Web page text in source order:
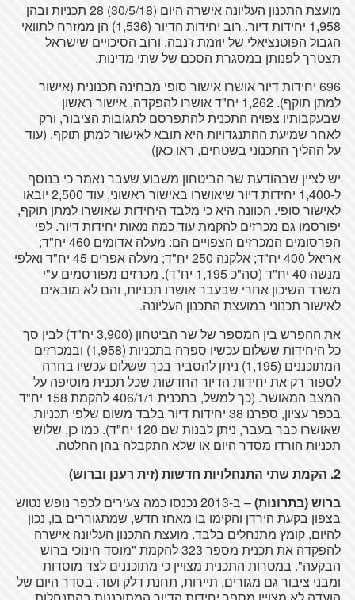
מועצת התכנון העליונה אישרה היום (30/5/18) 28 תכניות ובהן
1,958 יחידות דיור. רוב יחידות הדיור (1,536) הן ממזרח לתוואי
הגבול הפוטנציאלי של יוזמת ז'נבה, ורוב הסיכויים שישראל
תצטרך לפנותן במסגרת הסכם של שתי מדינות.
696 יחידות דיור אושרו אישור סופי מבחינה תכנונית (אישור
למתן תוקף). 1,262 יח"ד אושרו להפקדה, אישור ראשון
שבעקבותיו צפויה התכנית להתפרסם לתגובות הציבור, ורק
לאחר שמיעת ההתנגדויות היא תובא לאישור למתן תוקף. (עוד
על ההליך התכנוני בשטחים, ראו כאן)
יש לציין שבהודעת שר הביטחון משבוע שעבר נאמר כי בנוסף
ל-1,400 יחידות דיור שיאושרו באישור ראשוני, עוד 2,500 יובאו
לאישור סופי. הכוונה היא כי מלבד היחידות שאושרו למתן תוקף,
יפורסמו גם מכרזים להקמת עוד כמה מאות יחידות דיור. לפי
הפרסומים המכרזים הצפויים הם: מעלה אדומים 460 יח"ד;
אריאל 400 יח"ד; אלקנה 250 יח"ד; מעלה אפרים 45 יח"ד ואלפי
מנשה 40 יח"ד (סה"כ 1,195 יח"ד). מכרזים מפורסמים ע"י
משרד השיכון אחרי שבעבר אושרו תכניות, והם לא מובאים
לאישור תכנוני במועצת התכנון העליונה.
את ההפרש בין המספר של שר הביטחון (3,900 יח"ד) לבין סך
כל היחידות ששלום עכשיו ספרה בתכניות (1,958) ובמכרזים
המתוכננים (1,195) ניתן להסביר בכך ששלום עכשיו בחרה
לספור רק את יחידות הדיור החדשות שכל תכנית מוסיפה על
המצב המאושר. (כך למשל, בתכנית 406/1/1 להקמת 158 יח"ד
בכפר עציון, ספרנו 38 יחידות דיור בלבד משום שלפי תכניות
שאושרו כבר בעבר, ניתן לבנות שם 120 יח"ד). כמו כן, שלוש
תכניות הורדו מסדר היום או שלא התקבלה בהן החלטה.
2. הקמת שתי התנחלויות חדשות (זית רענן וברוש)
ברוש (בתרונות)
– ב-2013 נכנסו כמה צעירים לכפר נופש נטוש
בצפון בקעת הירדן והקימו בו מאחז חדש, שמתגוררים בו, נכון
להיום, קומץ מתנחלים בלבד. מועצת התכנון העליונה אישרה
להפקדה את תכנית מספר 323 להקמת "מוסד חינוכי ברוש
הבקעה". במטרות התכנית מצויין כי מתוכננים לצד מוסדות
ומבני ציבור גם מגורים, תיירות, תחנת דלק ועוד. בסדר היום של